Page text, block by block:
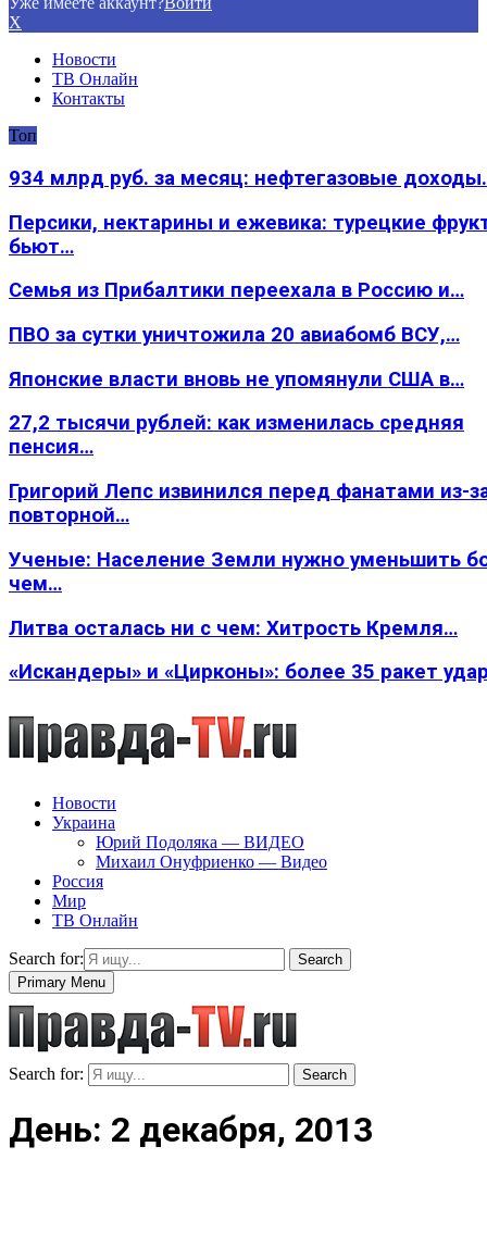
X
Новости
ТВ Онлайн
Контакты
Топ
934 млрд руб. за месяц: нефтегазовые
Персики, нектарины и ежевика: турецкие
бьют…
Семья из Прибалтики переехала в Россию и…
ПВО за сутки уничтожила 20 авиабомб ВСУ,…
Японские власти вновь не упомянули США в…
27,2 тысячи рублей: как изменилась средняя
пенсия…
Григорий Лепс извинился перед фанатами из-
повторной…
Ученые: Население Земли нужно уменьшить
чем…
Литва осталась ни с чем: Хитрость Кремля…
«Искандеры» и «Цирконы»: более 35 ракет
Новости
Украина
Юрий Подоляка — ВИДЕО
Михаил Онуфриенко — Видео
Россия
Мир
ТВ Онлайн
Search for:
Search
Primary Menu
Search for: Search
День: 2 декабря, 2013